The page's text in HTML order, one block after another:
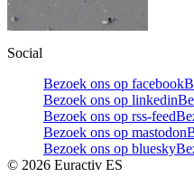
Social
Bezoek ons op facebook
Bezoek ons op linkedin
Bezoek ons op rss-feed
Bezoek ons op mastodon
Bezoek ons op bluesky
© 2026 Euractiv ES